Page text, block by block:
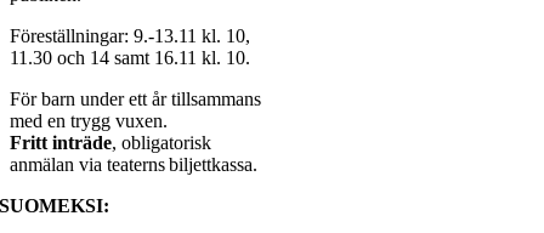
Föreställningar: 9.-13.11 kl. 10,
11.30 och 14 samt 16.11 kl. 10.
För barn under ett år tillsammans
med en trygg vuxen.
Fritt inträde, obligatorisk
anmälan via teaterns biljettkassa.
SUOMEKSI: